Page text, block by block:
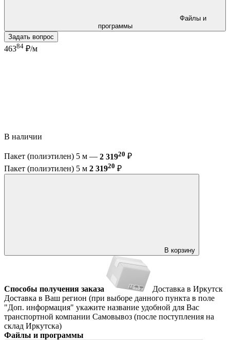
программы
Задать вопрос
46384 ₽/м
В наличии
Пакет (полиэтилен) 5 м — 2 31920 ₽
Пакет (полиэтилен) 5 м 2 31920 ₽
В корзину
Способы получения заказа
Доставка в Иркутск
Доставка в Ваш регион (при выборе данного пункта в поле
"Доп. информация" укажите название удобной для Вас
транспортной компании Самовывоз (после поступления на
склад Иркутска)
Файлы и программы